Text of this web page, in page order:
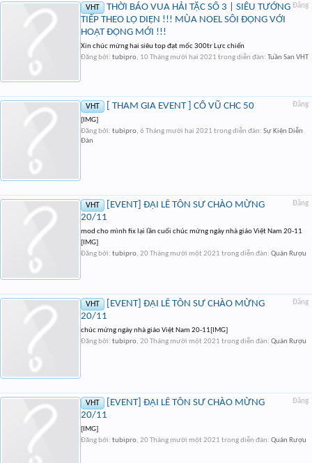
Đăng
VHT
THỜI BÁO VUA HẢI TẶC SỐ 3 | SIÊU TƯỚNG
TIẾP THEO LỘ DIỆN !!! MÙA NOEL SÔI ĐỘNG VỚI
HOẠT ĐỘNG MỚI !!!
Xin chúc mừng hai siêu top đạt mốc 300tr Lực chiến
Đăng bởi: tubipro, 10 Tháng mười hai 2021 trong diễn đàn: Tuần San VHT
Đăng
VHT [ THAM GIA EVENT ] CỔ VŨ CHC 50
[IMG]
Đăng bởi: tubipro, 6 Tháng mười hai 2021 trong diễn đàn: Sự Kiện Diễn
Đàn
Đăng
VHT
[EVENT] ĐẠI LỄ TÔN SƯ CHÀO MỪNG
20/11
mod cho mình fix lại lần cuối chúc mừng ngày nhà giáo Việt Nam 20-11
[IMG]
Đăng bởi: tubipro, 20 Tháng mười một 2021 trong diễn đàn: Quán Rượu
Đăng
VHT
[EVENT] ĐẠI LỄ TÔN SƯ CHÀO MỪNG
20/11
chúc mừng ngày nhà giáo Việt Nam 20-11[IMG]
Đăng bởi: tubipro, 20 Tháng mười một 2021 trong diễn đàn: Quán Rượu
Đăng
VHT
[EVENT] ĐẠI LỄ TÔN SƯ CHÀO MỪNG
20/11
[IMG]
Đăng bởi: tubipro, 20 Tháng mười một 2021 trong diễn đàn: Quán Rượu